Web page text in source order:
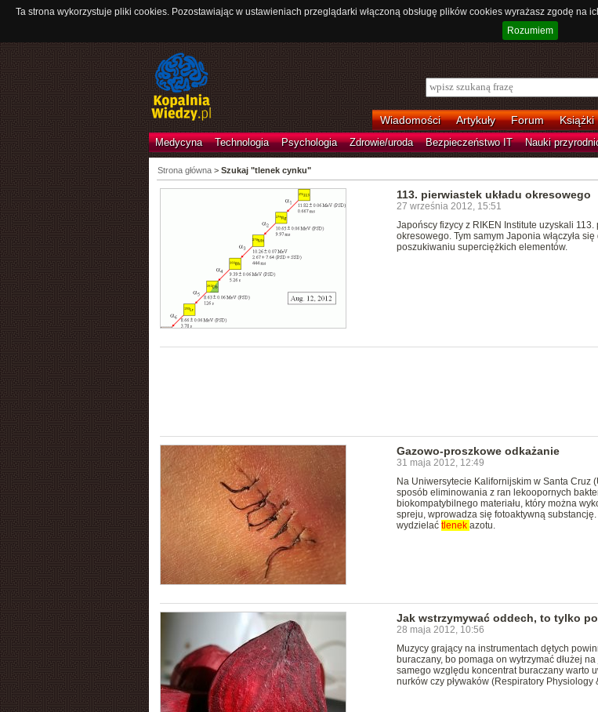
Ta strona wykorzystuje pliki cookies. Pozostawiając w ustawieniach przeglądarki włączoną obsługę plików cookies wyrażasz zgodę
Rozumiem
Wiadomości Artykuły Forum Książki
Medycyna Technologia Psychologia Zdrowie/uroda Bezpieczeństwo IT Nauki
Strona główna> Szukaj "tlenek cynku"
113. pierwiastek układu okresowego
27 września 2012, 15:51
Japońscy fizycy z RIKEN Institute uzyskali 113.
okresowego. Tym samym Japonia włączyła
poszukiwaniu superciężkich elementów.
Gazowo-proszkowe odkażanie
31 maja 2012, 12:49
Na Uniwersytecie Kalifornijskim w Santa Cruz
sposób eliminowania z ran lekoopornych
biokompatybilnego materiału, który można
spreju, wprowadza się fotoaktywną
wydzielać tlenek azotu.
Jak wstrzymywać oddech, to tylko
28 maja 2012, 10:56
Muzycy grający na instrumentach dętych
buraczany, bo pomaga on wytrzymać dłużej
samego względu koncentrat buraczany warto
nurków czy pływaków (Respiratory Physiology